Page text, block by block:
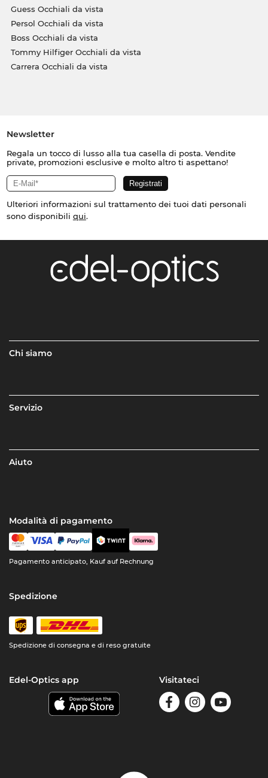
Guess Occhiali da vista
Persol Occhiali da vista
Boss Occhiali da vista
Tommy Hilfiger Occhiali da vista
Carrera Occhiali da vista
Newsletter
Regala un tocco di lusso alla tua casella di posta. Vendite
private, promozioni esclusive e molto altro ti aspettano!
Ulteriori informazioni sul trattamento dei tuoi dati personali
sono disponibili qui.
Chi siamo
Servizio
Aiuto
Modalità di pagamento
Pagamento anticipato, Kauf auf Rechnung
Spedizione
Spedizione di consegna e di reso gratuite
Edel-Optics app Visitateci